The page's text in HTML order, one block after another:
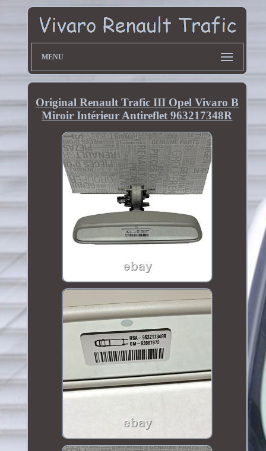
MENU
Original Renault Trafic III Opel Vivaro B
Miroir Intérieur Antireflet 963217348R